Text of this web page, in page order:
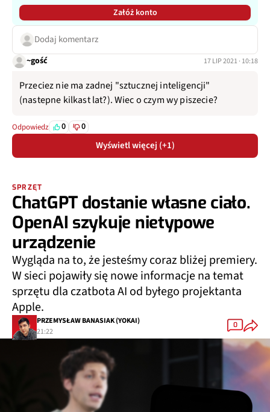
Załóż konto
Dodaj komentarz
~gość 17 LIP 2021 · 10:18
Przeciez nie ma zadnej "sztucznej inteligencji"
(nastepne kilkast lat?). Wiec o czym wy piszecie?
Odpowiedz 0 0
Wyświetl więcej (+1)
SPRZĘT
ChatGPT dostanie własne ciało.
OpenAI szykuje nietypowe
urządzenie
Wygląda na to, że jesteśmy coraz bliżej premiery.
W sieci pojawiły się nowe informacje na temat
sprzętu dla czatbota AI od byłego projektanta
Apple.
PRZEMYSŁAW BANASIAK (YOKAI)
21:22
0